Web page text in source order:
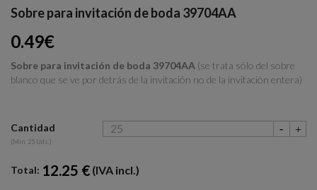
Sobre para invitación de boda 39704AA
0.49€
Sobre para invitación de boda 39704AA (se trata sólo del sobre
blanco que se ve por detrás de la invitación no de la invitación entera)
Cantidad
(Min. 25 Uds.)
Total: 12.25 € (IVA incl.)